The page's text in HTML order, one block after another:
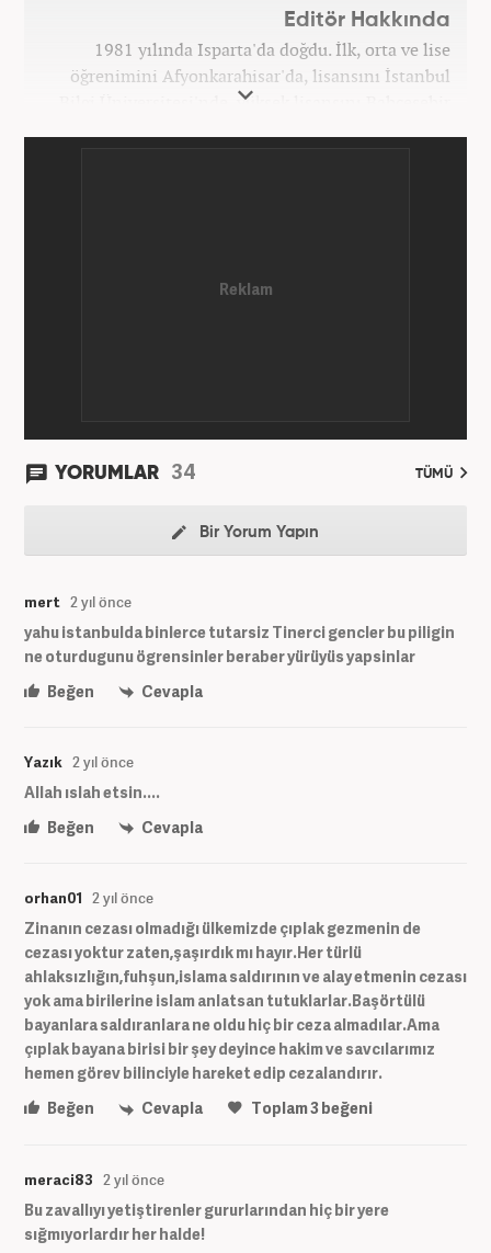
Editör Hakkında
1981 yılında Isparta'da doğdu. İlk, orta ve lise
öğrenimini Afyonkarahisar'da, lisansını İstanbul
Bilgi Üniversitesi'nde, yüksek lisansını Bahçeşehir
Haber7’de gece editörlüğüne başladı. Halen
YORUMLAR 34 TÜMÜ
Bir Yorum Yapın
mert 2 yıl önce
yahu istanbulda binlerce tutarsiz Tinerci gencler bu piligin
ne oturdugunu ögrensinler beraber yürüyüs yapsinlar
Beğen
Cevapla
Yazık 2 yıl önce
Allah ıslah etsin....
Beğen
Cevapla
orhan01 2 yıl önce
Zinanın cezası olmadığı ülkemizde çıplak gezmenin de
cezası yoktur zaten,şaşırdık mı hayır.Her türlü
ahlaksızlığın,fuhşun,islama saldırının ve alay etmenin cezası
yok ama birilerine islam anlatsan tutuklarlar.Başörtülü
bayanlara saldıranlara ne oldu hiç bir ceza almadılar.Ama
çıplak bayana birisi bir şey deyince hakim ve savcılarımız
hemen görev bilinciyle hareket edip cezalandırır.
Beğen
Cevapla Toplam3beğeni
meraci83 2 yıl önce
Bu zavallıyı yetiştirenler gururlarından hiç bir yere
sığmıyorlardır her halde!